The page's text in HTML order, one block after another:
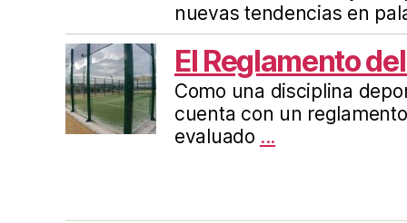
nuevas tendencias en
El Reglamento
Como una disciplina
cuenta con un
evaluado ...